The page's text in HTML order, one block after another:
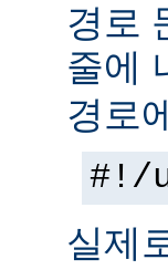
경로
줄에
경로
#!/
실제